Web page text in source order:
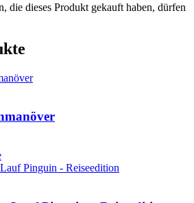
die dieses Produkt gekauft haben, dürfen